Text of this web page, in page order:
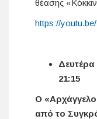
θέασης
https://
Δευτέρα
21:15
Ο
από το